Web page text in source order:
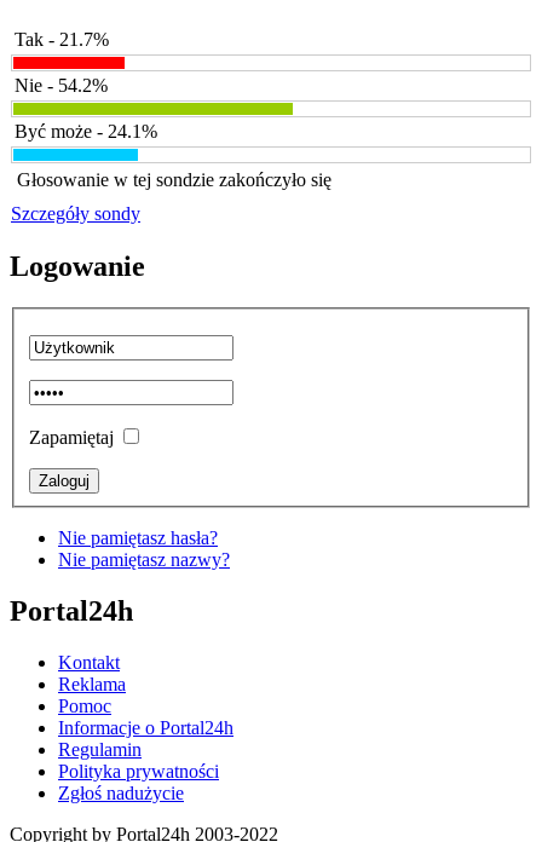
Tak - 21.7%
Nie - 54.2%
Być może - 24.1%
Głosowanie w tej sondzie zakończyło się
Szczegóły sondy
Logowanie
Zapamiętaj
Nie pamiętasz hasła?
Nie pamiętasz nazwy?
Portal24h
Kontakt
Reklama
Pomoc
Informacje o Portal24h
Regulamin
Polityka prywatności
Zgłoś nadużycie
Copyright by Portal24h 2003-2022